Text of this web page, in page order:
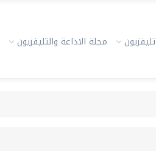
تليفزيون مجلة الاذاعة والتليفزيون